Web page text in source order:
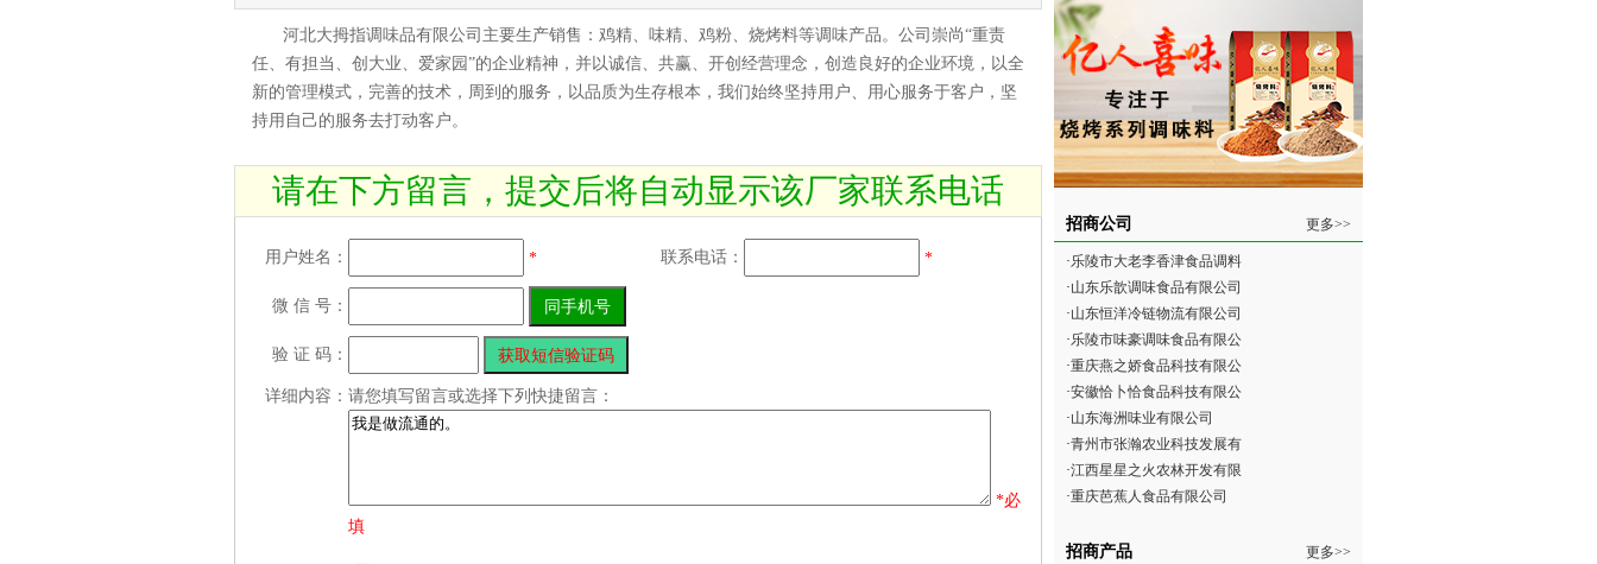
河北大拇指调味品有限公司主要生产销售：鸡精、味精、鸡粉、烧烤料等调味产品。公司崇尚“重责
任、有担当、创大业、爱家园”的企业精神，并以诚信、共赢、开创经营理念，创造良好的企业环境，以全
新的管理模式，完善的技术，周到的服务，以品质为生存根本，我们始终坚持用户、用心服务于客户，坚
持用自己的服务去打动客户。
请在下方留言，提交后将自动显示该厂家联系电话
用户姓名： * 联系电话： *
微 信 号：
验 证 码：
详细内容： 请您填写留言或选择下列快捷留言：
*必
填
招商公司 更多>>
·乐陵市大老李香津食品调料
·山东乐歆调味食品有限公司
·山东恒洋冷链物流有限公司
·乐陵市味豪调味食品有限公
·重庆燕之娇食品科技有限公
·安徽恰卜恰食品科技有限公
·山东海洲味业有限公司
·青州市张瀚农业科技发展有
·江西星星之火农林开发有限
·重庆芭蕉人食品有限公司
招商产品 更多>>